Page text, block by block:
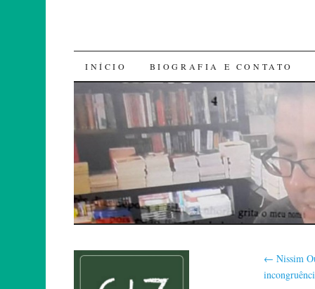
SKIP
TO
CONTENT
INÍCIO BIOGRAFIA E CONTATO
← Nissim